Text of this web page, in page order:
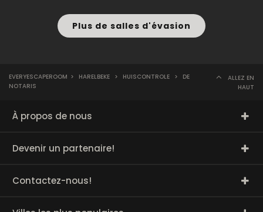
Plus de salles d'évasion
EVERYESCAPEROOM > HARELBEKE > HUISCONTROLE >
DE
NOTARIS
ALLEZ EN
HAUT
À propos de nous
Devenir un partenaire!
Contactez-nous!